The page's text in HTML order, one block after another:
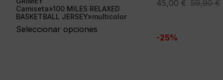
Camiseta»100 MILES RELAXED
BASKETBALL JERSEY»multicolor
Seleccionar opciones
59,90€
El
era:
45,00 €
El
es:
-25%